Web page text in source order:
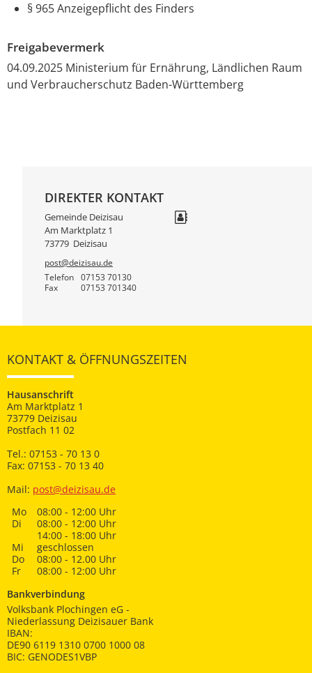
§ 965 Anzeigepflicht des Finders
Freigabevermerk
04.09.2025 Ministerium für Ernährung, Ländlichen Raum
und Verbraucherschutz Baden-Württemberg
DIREKTER KONTAKT
Gemeinde Deizisau
Am Marktplatz 1
73779 Deizisau
post@deizisau.de
Telefon
07153 70130
Fax 07153 701340
KONTAKT & ÖFFNUNGSZEITEN
Hausanschrift
Am Marktplatz 1
73779 Deizisau
Postfach 11 02
Tel.: 07153 - 70 13 0
Fax: 07153 - 70 13 40
Mail: post@deizisau.de
Mo
08:00 - 12:00 Uhr
Di
08:00 - 12:00 Uhr
14:00 - 18:00 Uhr
Mi
geschlossen
Do
08:00 - 12.00 Uhr
Fr
08:00 - 12:00 Uhr
Bankverbindung
Volksbank Plochingen eG -
Niederlassung Deizisauer Bank
IBAN:
DE90 6119 1310 0700 1000 08
BIC: GENODES1VBP